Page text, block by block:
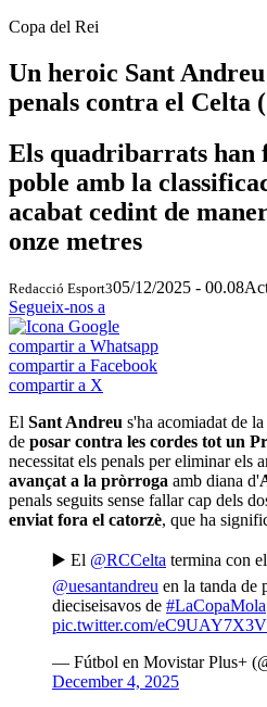
Copa del Rei
Un heroic Sant
penals contra el Celta
Els quadribarrats han
poble amb la
acabat cedint de
onze metres
Redacció Esport305/12/2025 - 00.08
Segueix-nos a
compartir a Whatsapp
compartir a Facebook
compartir a X
El Sant Andreu s'ha acomiadat de
de posar contra les cordes tot un
necessitat els penals per eliminar els
avançat a la pròrroga amb diana d'
penals seguits sense fallar cap dels
enviat fora el catorzè, que ha
▶️ El @RCCelta termina con
@uesantandreu en la tanda de
dieciseisavos de #LaCopaMola
pic.twitter.com/eC9UAY7X3V
— Fútbol en Movistar Plus+
December 4, 2025